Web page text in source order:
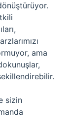
ama
sizin